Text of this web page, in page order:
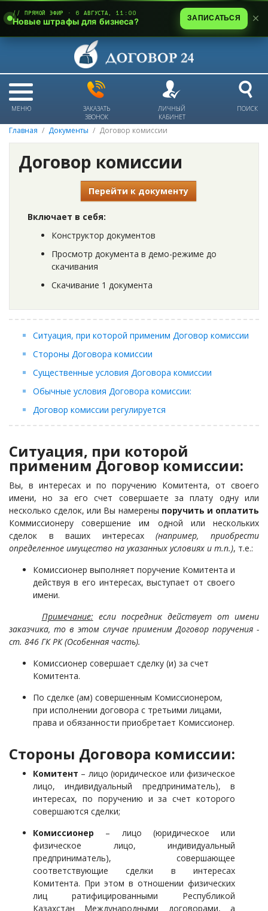
МЕНЮ
ЗАКАЗАТЬ
ЗВОНОК
ЛИЧНЫЙ
КАБИНЕТ
ПОИСК
Главная Документы Договор комиссии
Договор комиссии
Перейти к документу
Включает в себя:
Конструктор документов
Просмотр документа в демо-режиме до
скачивания
Скачивание 1 документа
Ситуация, при которой применим Договор комиссии
Стороны Договора комиссии
Существенные условия Договора комиссии
Обычные условия Договора комиссии:
Договор комиссии регулируется
Ситуация, при которой
применим Договор комиссии:
Вы, в интересах и по поручению Комитента, от своего
имени, но за его счет совершаете за плату одну или
несколько сделок, или Вы намерены поручить и оплатить
Коммиссионерусовершение им одной или нескольких
сделок в ваших интересах
(например, приобрести
определенное имущество на указанных условиях и т.п.), т.е.:
Комиссионер выполняет поручение Комитента и
действуя в его интересах, выступает от своего
имени.
Примечание: если посредник действует от имени
заказчика, то в этом случае применим Договор поручения -
ст. 846 ГК РК (Особенная часть).
Комиссионер совершает сделку (и) за счет
Комитента.
По сделке (ам) совершенным Комиссионером,
при исполнении договора с третьими лицами,
права и обязанности приобретает Комиссионер.
Стороны Договора комиссии:
Комитент – лицо (юридическое или физическое
лицо, индивидуальный предприниматель), в
интересах, по поручению и за счет которого
совершаются сделки;
Комиссионер – лицо (юридическое или
физическое лицо, индивидуальный
предприниматель), совершающее
соответствующие сделки в интересах
Комитента. При этом в отношении физических
лиц ратифицированными Республикой
Казахстан Международными договорами, а
// ПРЯМОЙ ЭФИР · 6 АВГУСТА, 11:00
Новые штрафы для бизнеса? ЗАПИСАТЬСЯ